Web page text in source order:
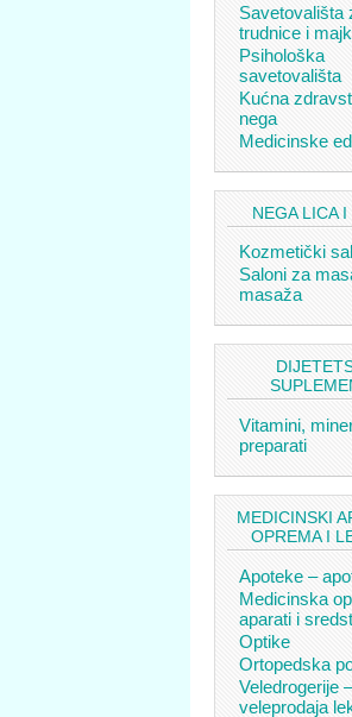
Savetovališta
trudnice i
Psihološka
savetovališta
Kućna
nega
Medicinske
NEGA LICA I
Kozmetički
Saloni za
masaža
Vitamini,
preparati
MEDICINSKI
OPREMA I
Apoteke –
Medicinska
aparati i
Optike
Ortopedska
Veledrogerije –
veleprodaja